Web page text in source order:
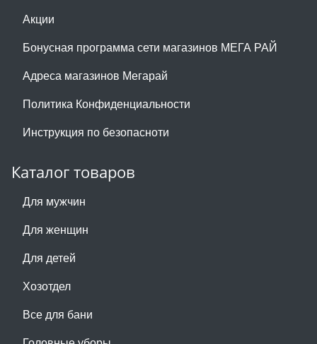
Акции
Бонусная программа сети магазинов МЕГА РАЙ
Адреса магазинов Мегарай
Политика Конфиденциальности
Инструкция по безопасноти
Каталог товаров
Для мужчин
Для женщин
Для детей
Хозотдел
Все для бани